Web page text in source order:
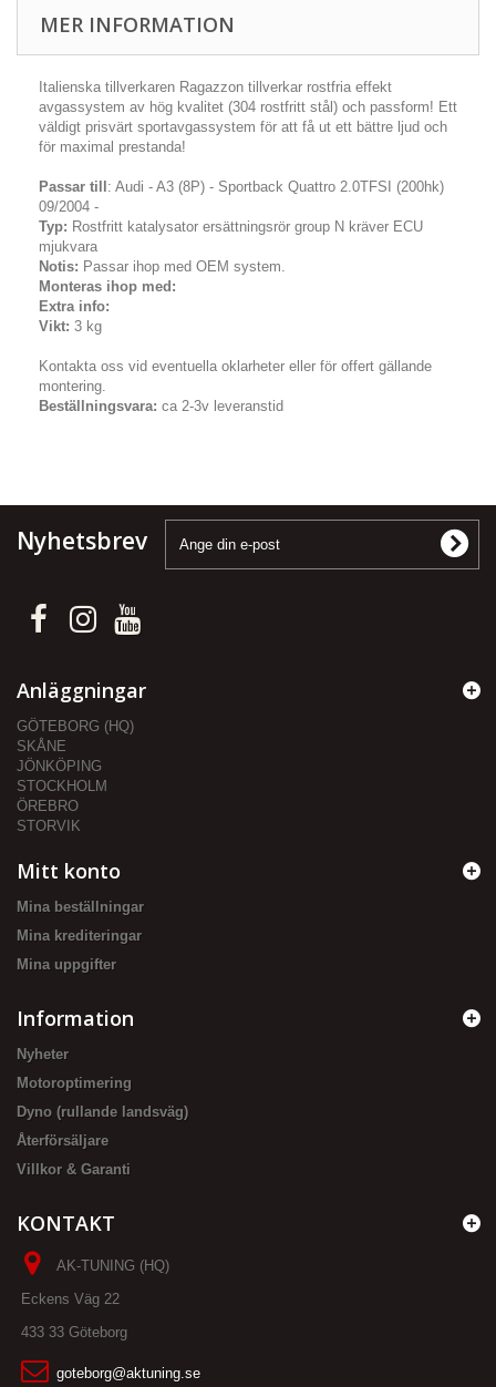
MER INFORMATION
Italienska tillverkaren Ragazzon tillverkar rostfria effekt
avgassystem av hög kvalitet (304 rostfritt stål) och passform! Ett
väldigt prisvärt sportavgassystem för att få ut ett bättre ljud och
för maximal prestanda!
Passar till : Audi - A3 (8P) - Sportback Quattro 2.0TFSI (200hk)
09/2004 -
Typ: Rostfritt katalysator ersättningsrör group N kräver ECU
mjukvara
Notis: Passar ihop med OEM system.
Monteras ihop med:
Extra info:
Vikt: 3 kg
Kontakta oss vid eventuella oklarheter eller för offert gällande
montering.
Beställningsvara: ca 2-3v leveranstid
Nyhetsbrev
Anläggningar
GÖTEBORG (HQ)
SKÅNE
JÖNKÖPING
STOCKHOLM
ÖREBRO
STORVIK
Mitt konto
Mina beställningar
Mina krediteringar
Mina uppgifter
Information
Nyheter
Motoroptimering
Dyno (rullande landsväg)
Återförsäljare
Villkor & Garanti
KONTAKT
AK-TUNING (HQ)
Eckens Väg 22
433 33 Göteborg
goteborg@aktuning.se